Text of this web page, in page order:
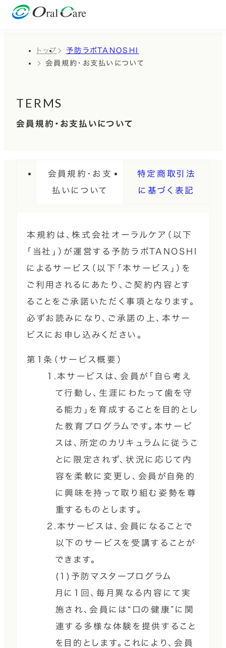
トップ
予防ラボTANOSHI
会員規約・お支払いについて
TERMS
会員規約・お支払いについて
会員規約・お支
払いについて
特定商取引法
に基づく表記
本規約は、株式会社オーラルケア（以下
「当社」）が運営する予防ラボTANOSHI
によるサービス（以下「本サービス」）を
ご利用されるにあたり、ご契約内容とす
ることをご承諾いただく事項となります。
必ずお読みになり、ご承諾の上、本サー
ビスにお申し込みください。
第1条（サービス概要）
1.本サービスは、会員が「自ら考え
て行動し、生涯にわたって歯を守
る能力」を育成することを目的とし
た教育プログラムです。本サービ
スは、所定のカリキュラムに従うこ
とに限定されず、状況に応じて内
容を柔軟に変更し、会員が自発的
に興味を持って取り組む姿勢を尊
重するものとします。
2.本サービスは、会員になることで
以下のサービスを受講することが
できます。
(1)予防マスタープログラム
月に1回、毎月異なる内容にて実
施され、会員には“口の健康”に関
連する多様な体験を提供すること
を目的とします。これにより、会員